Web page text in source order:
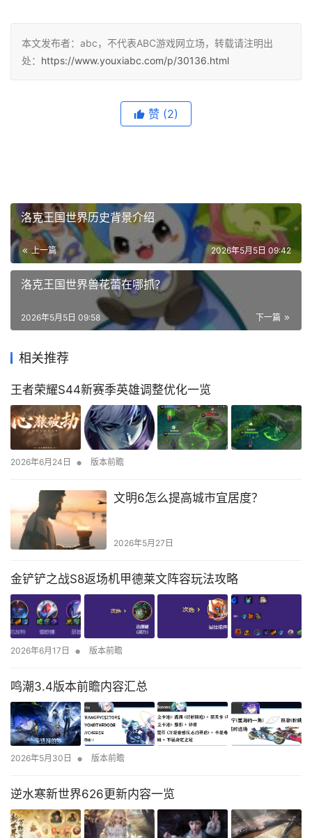
本文发布者：abc，不代表ABC游戏网立场，转载请注明出
处： https://www.youxiabc.com/p/30136.html
赞 (2)
洛克王国世界历史背景介绍
上一篇 2026年5月5日 09:42
洛克王国世界兽花蕾在哪抓？
下一篇
2026年5月5日 09:58
相关推荐
王者荣耀S44新赛季英雄调整优化一览
2026年6月24日 • 版本前瞻
文明6怎么提高城市宜居度？
2026年5月27日
金铲铲之战S8返场机甲德莱文阵容玩法攻略
2026年6月17日 • 版本前瞻
鸣潮3.4版本前瞻内容汇总
2026年5月30日 • 版本前瞻
逆水寒新世界626更新内容一览